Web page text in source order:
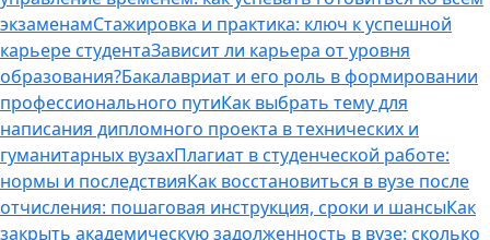
экзаменамСтажировка и практика: ключ к успешной
карьере студентаЗависит ли карьера от уровня
образования?Бакалавриат и его роль в формировании
профессионального путиКак выбрать тему для
написания дипломного проекта в технических и
гуманитарных вузахПлагиат в студенческой работе:
нормы и последствияКак восстановиться в вузе после
отчисления: пошаговая инструкция, сроки и шансыКак
закрыть академическую задолженность в вузе: сколько